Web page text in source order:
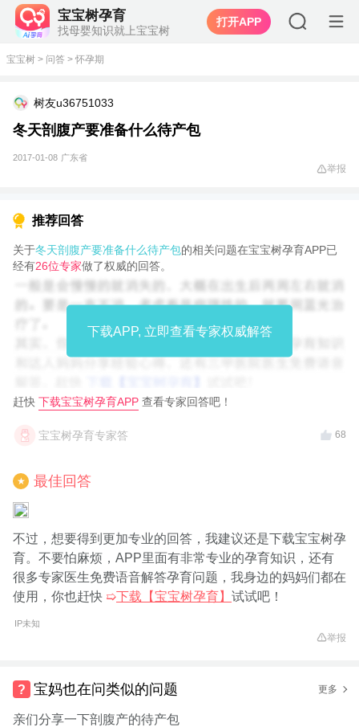
宝宝树孕育
找母婴知识就上宝宝树
打开APP
宝宝树 > 问答 > 怀孕期
树友u36751033
冬天剖腹产要准备什么待产包
2017-01-08 广东省
举报
推荐回答
关于冬天剖腹产要准备什么待产包的相关问题在宝宝树孕育APP已
经有26位专家做了权威的回答。
下载APP, 立即查看专家权威解答
赶快 下载宝宝树孕育APP 查看专家回答吧！
宝宝树孕育专家答 68
★ 最佳回答
不过，想要得到更加专业的回答，我建议还是下载宝宝树孕
育。不要怕麻烦，APP里面有非常专业的孕育知识，还有
很多专家医生免费语音解答孕育问题，我身边的妈妈们都在
使用，你也赶快 ➯下载【宝宝树孕育】 试试吧！
IP未知
举报
宝妈也在问类似的问题 更多
亲们分享一下剖腹产的待产包